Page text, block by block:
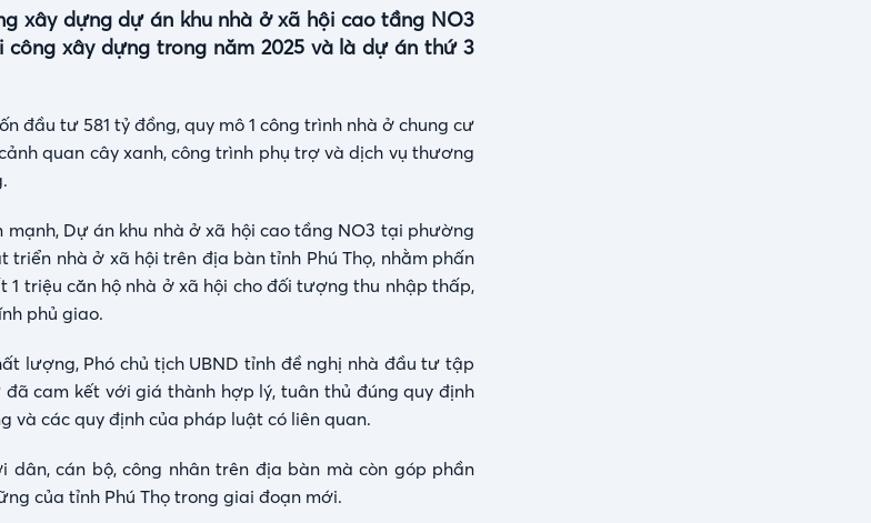
xây dựng dự án khu nhà ở xã hội cao tầng NO3
xây dựng trong năm 2025 và là dự án thứ 3
đầu tư 581 tỷ đồng, quy mô 1 công trình nhà ở chung cư
quan cây xanh, công trình phụ trợ và dịch vụ thương
mạnh, Dự án khu nhà ở xã hội cao tầng NO3 tại phường
nhà ở xã hội trên địa bàn tỉnh Phú Thọ, nhằm phấn
triệu căn hộ nhà ở xã hội cho đối tượng thu nhập thấp,
phủ giao.
lượng, Phó chủ tịch UBND tỉnh đề nghị nhà đầu tư tập
cam kết với giá thành hợp lý, tuân thủ đúng quy định
và các quy định của pháp luật có liên quan.
cán bộ, công nhân trên địa bàn mà còn góp phần
của tỉnh Phú Thọ trong giai đoạn mới.